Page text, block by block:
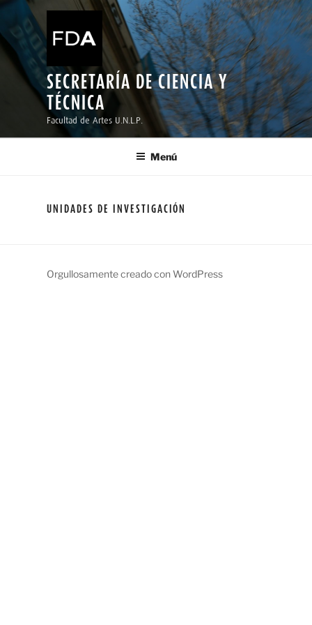
Ir
contenido
SECRETARÍA DE CIENCIA Y
TÉCNICA
Facultad de Artes U.N.L.P.
Menú
UNIDADES DE INVESTIGACIÓN
Orgullosamente creado con WordPress